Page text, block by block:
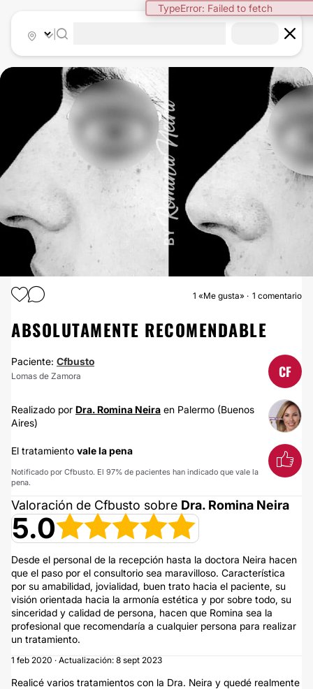
TypeError: Failed to fetch
RINOMODELACIÓN
1 «Me gusta» 1 comentario
ABSOLUTAMENTE RECOMENDABLE
Paciente: Cfbusto
Lomas de Zamora CF
Realizado por Dra. Romina Neira en Palermo (Buenos
Aires)
El tratamiento vale la pena
Notificado por Cfbusto. El 97% de pacientes han indicado que vale la
pena.
Valoración de Cfbusto sobre Dra. Romina Neira
5.0
Desde el personal de la recepción hasta la doctora Neira hacen
que el paso por el consultorio sea maravilloso. Característica
por su amabilidad, jovialidad, buen trato hacia el paciente, su
visión orientada hacia la armonía estética y por sobre todo, su
sinceridad y calidad de persona, hacen que Romina sea la
profesional que recomendaría a cualquier persona para realizar
un tratamiento.
1 feb 2020 · Actualización: 8 sept 2023
Realicé varios tratamientos con la Dra. Neira y quedé realmente